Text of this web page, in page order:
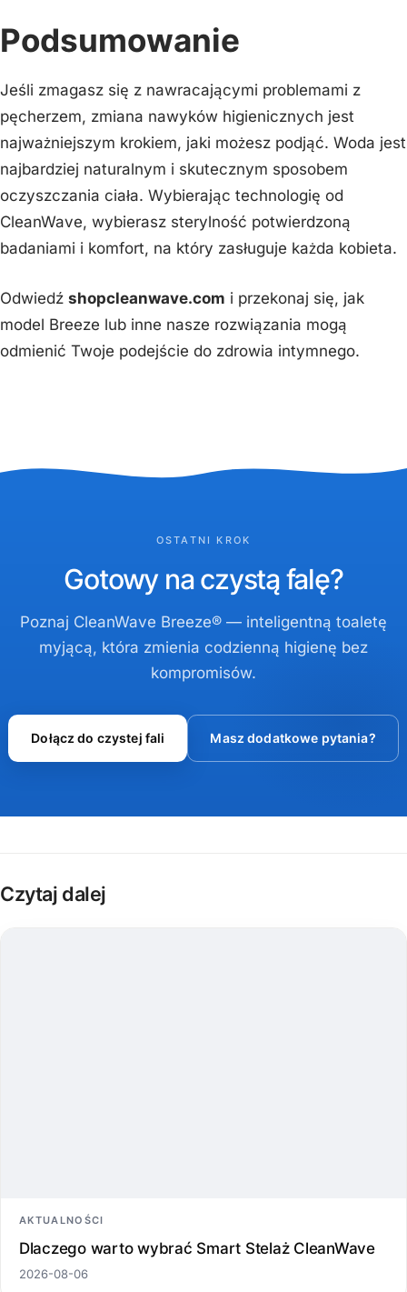
Podsumowanie
Jeśli zmagasz się z nawracającymi problemami z
pęcherzem, zmiana nawyków higienicznych jest
najważniejszym krokiem, jaki możesz podjąć. Woda jest
najbardziej naturalnym i skutecznym sposobem
oczyszczania ciała. Wybierając technologię od
CleanWave, wybierasz sterylność potwierdzoną
badaniami i komfort, na który zasługuje każda kobieta.
Odwiedź shopcleanwave.com i przekonaj się, jak
model Breeze lub inne nasze rozwiązania mogą
odmienić Twoje podejście do zdrowia intymnego.
OSTATNI KROK
Gotowy na czystą falę?
Poznaj CleanWave Breeze® — inteligentną toaletę
myjącą, która zmienia codzienną higienę bez
kompromisów.
Dołącz do czystej fali Masz dodatkowe pytania?
Czytaj dalej
AKTUALNOŚCI
Dlaczego warto wybrać Smart Stelaż CleanWave
2026-08-06